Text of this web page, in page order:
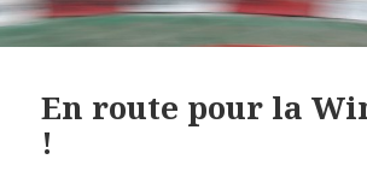
En route pour la
!